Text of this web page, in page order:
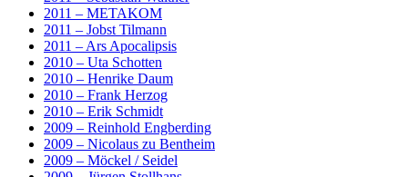
2011 – METAKOM
2011 – Jobst Tilmann
2011 – Ars Apocalipsis
2010 – Uta Schotten
2010 – Henrike Daum
2010 – Frank Herzog
2010 – Erik Schmidt
2009 – Reinhold Engberding
2009 – Nicolaus zu Bentheim
2009 – Möckel / Seidel